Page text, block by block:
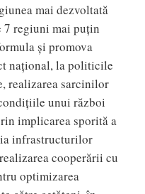
mai dezvoltată
regiuni mai puțin
și promova
național, la politicile
realizarea sarcinilor
unui război
implicarea sporită a
infrastructurilor
cooperării cu
optimizarea